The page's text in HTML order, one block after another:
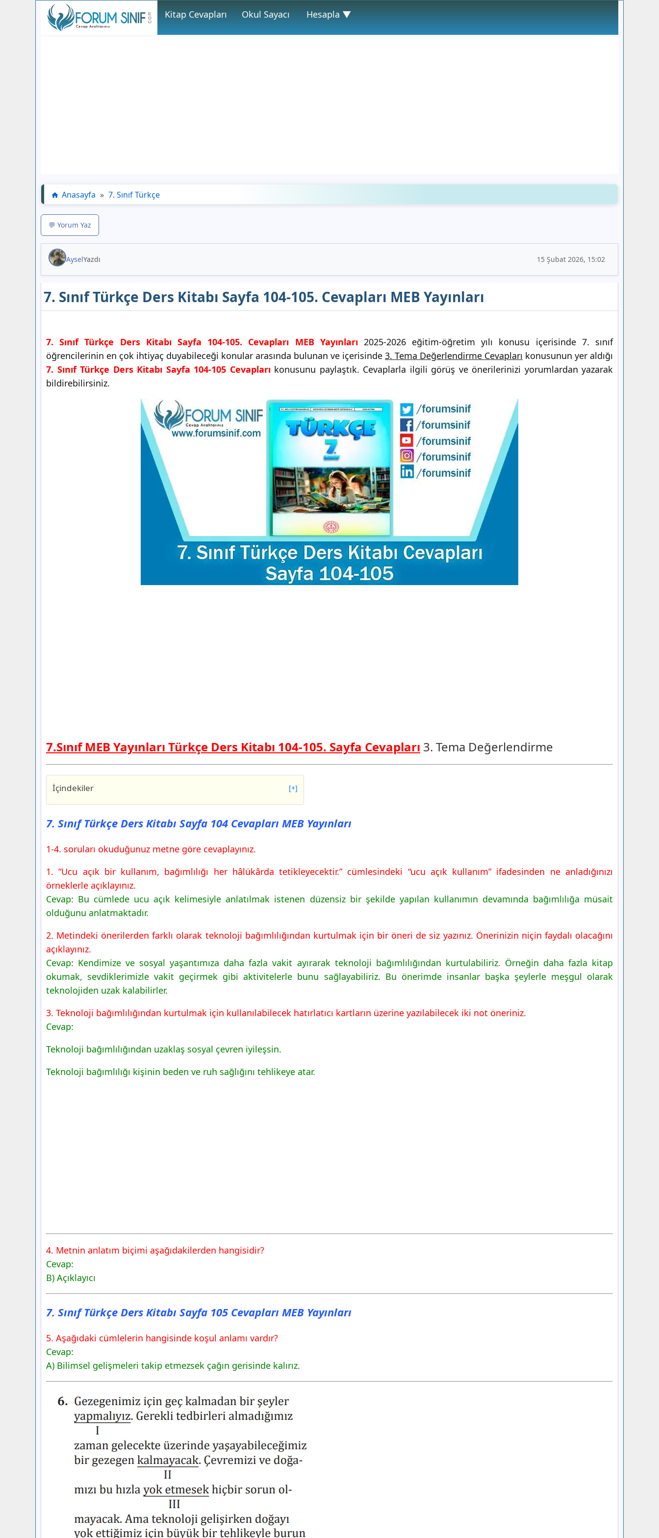
Kitap Cevapları Okul Sayacı Hesapla ▼
Anasayfa » 7. Sınıf Türkçe
💬 Yorum Yaz
AyselYazdı 15 Şubat 2026, 15:02
7. Sınıf Türkçe Ders Kitabı Sayfa 104-105. Cevapları MEB Yayınları
7. Sınıf Türkçe Ders Kitabı Sayfa 104-105. Cevapları MEB Yayınları2025-2026 eğitim-öğretim yılı konusu içerisinde 7. sınıf
öğrencilerinin en çok ihtiyaç duyabileceği konular arasında bulunan ve içerisinde 3. Tema Değerlendirme Cevapları konusunun yer aldığı
7. Sınıf Türkçe Ders Kitabı Sayfa 104-105 Cevaplarıkonusunu paylaştık. Cevaplarla ilgili görüş ve önerilerinizi yorumlardan yazarak
bildirebilirsiniz.
7.Sınıf MEB Yayınları Türkçe Ders Kitabı 104-105. Sayfa Cevapları 3. Tema Değerlendirme
İçindekiler [+]
7. Sınıf Türkçe Ders Kitabı Sayfa 104 Cevapları MEB
Yayınları
7. Sınıf Türkçe Ders Kitabı Sayfa 105 Cevapları MEB
Yayınları
7. Sınıf Türkçe Ders Kitabı Sayfa 104 Cevapları MEB Yayınları
1-4. soruları okuduğunuz metne göre cevaplayınız.
1. “Ucu açık bir kullanım, bağımlılığı her hâlükârda tetikleyecektir.” cümlesindeki “ucu açık kullanım” ifadesinden ne anladığınızı
örneklerle açıklayınız.
Cevap: Bu cümlede ucu açık kelimesiyle anlatılmak istenen düzensiz bir şekilde yapılan kullanımın devamında bağımlılığa müsait
olduğunu anlatmaktadır.
2. Metindeki önerilerden farklı olarak teknoloji bağımlılığından kurtulmak için bir öneri de siz yazınız. Önerinizin niçin faydalı olacağını
açıklayınız.
Cevap: Kendimize ve sosyal yaşantımıza daha fazla vakit ayırarak teknoloji bağımlılığından kurtulabiliriz. Örneğin daha fazla kitap
okumak, sevdiklerimizle vakit geçirmek gibi aktivitelerle bunu sağlayabiliriz. Bu önerimde insanlar başka şeylerle meşgul olarak
teknolojiden uzak kalabilirler.
3. Teknoloji bağımlılığından kurtulmak için kullanılabilecek hatırlatıcı kartların üzerine yazılabilecek iki not öneriniz.
Cevap:
Teknoloji bağımlılığından uzaklaş sosyal çevren iyileşsin.
Teknoloji bağımlılığı kişinin beden ve ruh sağlığını tehlikeye atar.
4. Metnin anlatım biçimi aşağıdakilerden hangisidir?
Cevap:
B) Açıklayıcı
7. Sınıf Türkçe Ders Kitabı Sayfa 105 Cevapları MEB Yayınları
5. Aşağıdaki cümlelerin hangisinde koşul anlamı vardır?
Cevap:
A) Bilimsel gelişmeleri takip etmezsek çağın gerisinde kalırız.